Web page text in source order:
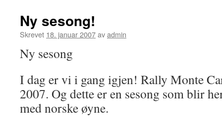
Ny sesong!
Skrevet 18. januar 2007avadmin
Ny sesong
I dag er vi i gang igjen! Rally Monte
2007. Og dette er en sesong som blir
med norske øyne.